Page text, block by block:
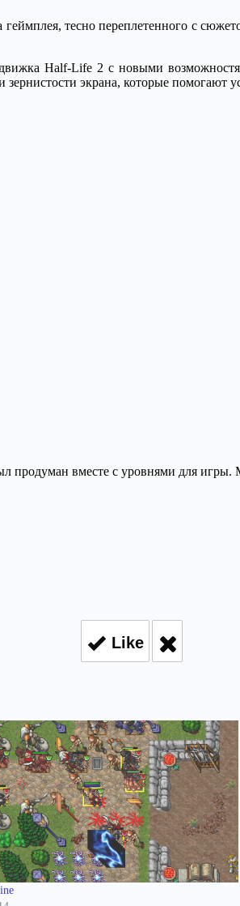
тесно переплетенного с
Half-Life 2 с новыми
экрана, которые помогают
вместе с уровнями для
Like